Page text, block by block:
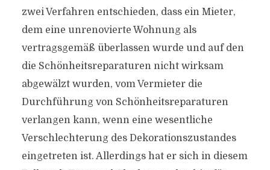
zwei Verfahren entschieden, dass ein Mieter,
dem eine unrenovierte Wohnung als
vertragsgemäß überlassen wurde und auf den
die Schönheitsreparaturen nicht wirksam
abgewälzt wurden, vom Vermieter die
Durchführung von Schönheitsreparaturen
verlangen kann, wenn eine wesentliche
Verschlechterung des Dekorationszustandes
eingetreten ist. Allerdings hat er sich in diesem